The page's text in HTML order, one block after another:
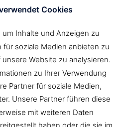
Cookies
Inhalte und Anzeigen zu
für soziale Medien anbieten zu
Website zu analysieren.
zu Ihrer Verwendung
Partner für soziale Medien,
Unsere Partner führen diese
mit weiteren Daten